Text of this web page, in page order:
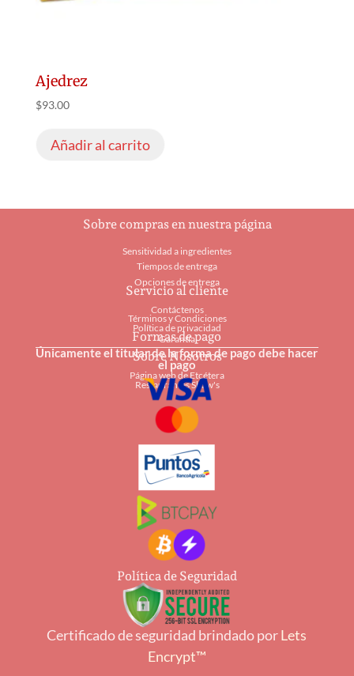
Ajedrez
$93.00
Añadir al carrito
Sobre compras en nuestra página
Sensitividad a ingredientes
Tiempos de entrega
Opciones de entrega
Servicio al cliente
Contáctenos
Términos y Condiciones
Política de privacidad
Garantía
Sobre Nosotros
Página web de Etcétera
Restaurantes Shaw's
Formas de pago
Únicamente el titular de la forma de pago debe hacer
el pago
Política de Seguridad
Certificado de seguridad brindado porLets
Encrypt™